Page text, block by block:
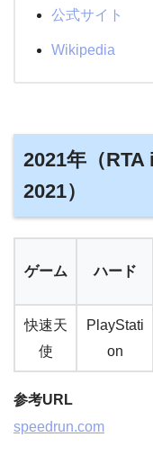
公式サイト
Wikipedia
2021年（
2021）
ゲーム ハード
快速天
使
PlayStati
on
参考URL
speedrun.com